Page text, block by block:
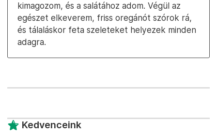
kimagozom, és a salátához adom. Végül az
egészet elkeverem, friss oregánót szórok rá,
és tálaláskor feta szeleteket helyezek minden
adagra.
Kedvenceink